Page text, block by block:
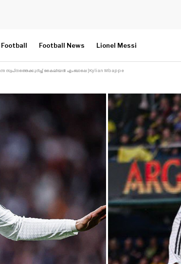
Football News Lionel Messi
സ്വപ്നത്തെക്കുറിച്ച് കൈലിയൻ എംബാപ്പെ |Kylian Mbappe